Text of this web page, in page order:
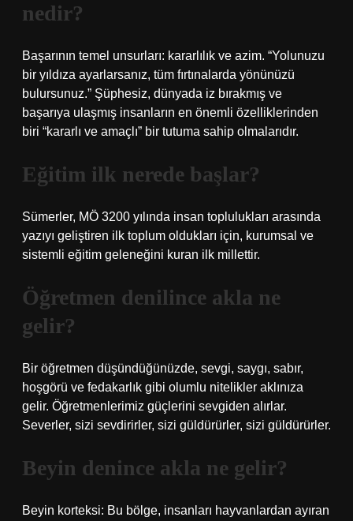
nedir?
Başarının temel unsurları: kararlılık ve azim. “Yolunuzu
bir yıldıza ayarlarsanız, tüm fırtınalarda yönünüzü
bulursunuz.” Şüphesiz, dünyada iz bırakmış ve
başarıya ulaşmış insanların en önemli özelliklerinden
biri “kararlı ve amaçlı” bir tutuma sahip olmalarıdır.
Eğitim ilk nerede başlar?
Sümerler, MÖ 3200 yılında insan toplulukları arasında
yazıyı geliştiren ilk toplum oldukları için, kurumsal ve
sistemli eğitim geleneğini kuran ilk millettir.
Öğretmen denilince akla ne
gelir?
Bir öğretmen düşündüğünüzde, sevgi, saygı, sabır,
hoşgörü ve fedakarlık gibi olumlu nitelikler aklınıza
gelir. Öğretmenlerimiz güçlerini sevgiden alırlar.
Severler, sizi sevdirirler, sizi güldürürler, sizi güldürürler.
Beyin denince akla ne gelir?
Beyin korteksi: Bu bölge, insanları hayvanlardan ayıran